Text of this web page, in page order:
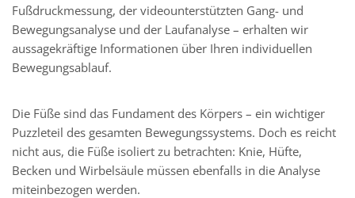
Fußdruckmessung, der videounterstützten Gang- und
Bewegungsanalyse und der Laufanalyse – erhalten wir
aussagekräftige Informationen über Ihren individuellen
Bewegungsablauf.
Die Füße sind das Fundament des Körpers – ein wichtiger
Puzzleteil des gesamten Bewegungssystems. Doch es reicht
nicht aus, die Füße isoliert zu betrachten: Knie, Hüfte,
Becken und Wirbelsäule müssen ebenfalls in die Analyse
miteinbezogen werden.